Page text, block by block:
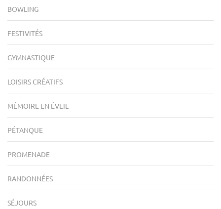
BOWLING
FESTIVITÉS
GYMNASTIQUE
LOISIRS CRÉATIFS
MÉMOIRE EN ÉVEIL
PÉTANQUE
PROMENADE
RANDONNÉES
SÉJOURS